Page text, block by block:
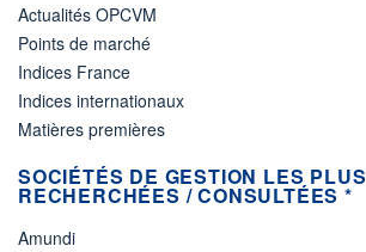
Actualités OPCVM
Points de marché
Indices France
Indices internationaux
Matières premières
SOCIÉTÉS DE GESTION LES PLUS
RECHERCHÉES / CONSULTÉES *
Amundi